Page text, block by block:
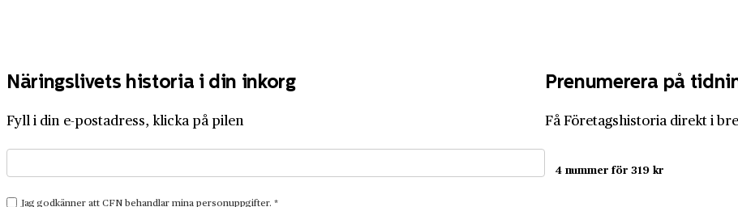
Näringslivets historia i din inkorg
Fyll i din e-postadress, klicka på pilen
Prenumerera på
Få Företagshistoria direkt i
4 nummer för 319 kr